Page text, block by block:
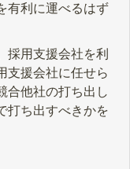
有利に運べるはず
採用支援会社を利
支援会社に任せら
合他社の打ち出し
打ち出すべきかを